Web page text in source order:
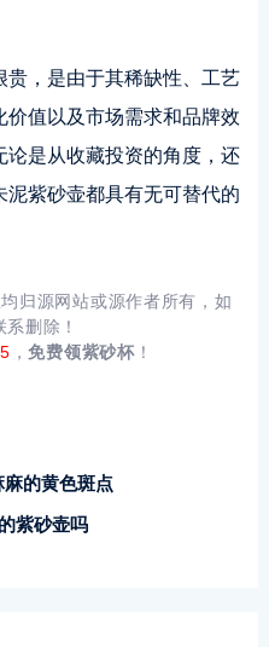
，是由于其稀缺性、工艺
值以及市场需求和品牌效
论是从收藏投资的角度，还
紫砂壶都具有无可替代的
归源网站或源作者所有，如
删除！
，免费领紫砂杯！
的黄色斑点
紫砂壶吗